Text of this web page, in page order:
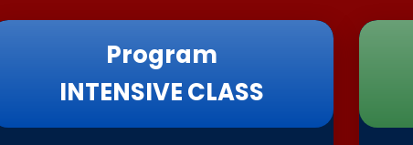
Program
INTENSIVE CLASS